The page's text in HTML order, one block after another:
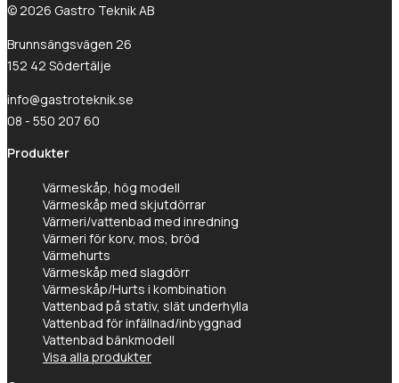
© 2026 Gastro Teknik AB
Brunnsängsvägen 26
152 42 Södertälje
info@gastroteknik.se
08 - 550 207 60
Produkter
Värmeskåp, hög modell
Värmeskåp med skjutdörrar
Värmeri/vattenbad med inredning
Värmeri för korv, mos, bröd
Värmehurts
Värmeskåp med slagdörr
Värmeskåp/Hurts i kombination
Vattenbad på stativ, slät underhylla
Vattenbad för infällnad/inbyggnad
Vattenbad bänkmodell
Visa alla produkter